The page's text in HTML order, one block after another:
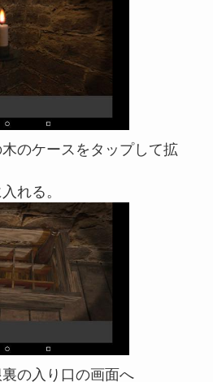
のケースをタップして拡
れる。
の入り口の画面へ